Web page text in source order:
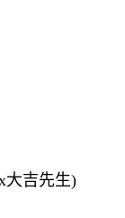
大吉先生)